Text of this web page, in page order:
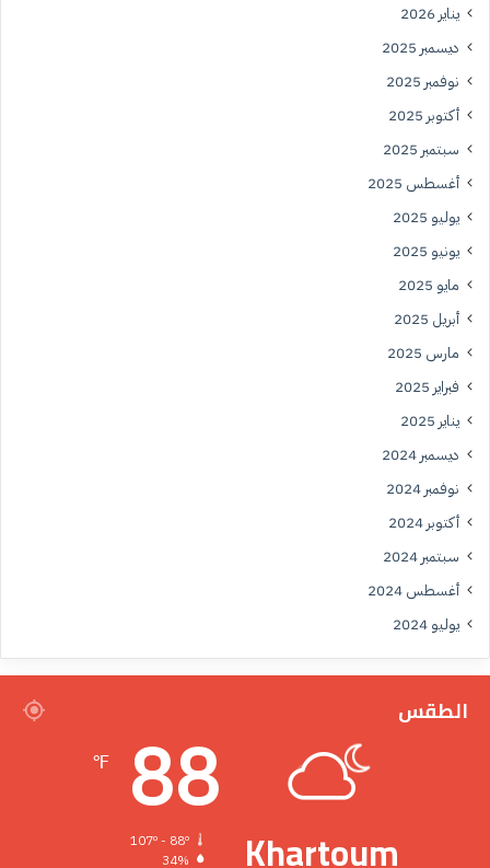
يناير 2026
ديسمبر 2025
نوفمبر 2025
أكتوبر 2025
سبتمبر 2025
أغسطس 2025
يوليو 2025
يونيو 2025
مايو 2025
أبريل 2025
مارس 2025
فبراير 2025
يناير 2025
ديسمبر 2024
نوفمبر 2024
أكتوبر 2024
سبتمبر 2024
أغسطس 2024
يوليو 2024
الطقس
Khartoum
88
℉
107º - 88º
34%